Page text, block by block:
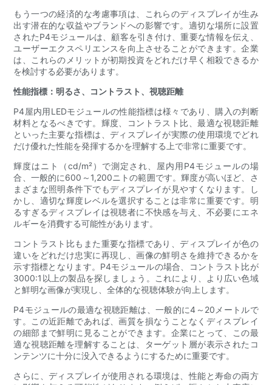
もう一つの経済的な考慮事項は、これらのディスプレイが生み
出す潜在的な収益やブランドへの影響です。適切な場所に設置
されたP4モジュールは、顧客を引き付け、重要な情報を伝え、
ユーザーエクスペリエンスを向上させることができます。企業
は、これらのメリットが初期投資をどれだけ早く相殺できるか
を検討する必要があります。
性能指標：明るさ、コントラスト、視聴距離
P4屋内用LEDモジュールの性能指標は様々であり、購入の判断
材料となるべきです。輝度、コントラスト比、最適な視聴距離
といった主要な指標は、ディスプレイが実際の使用環境でどれ
だけ優れた性能を発揮するかを理解する上で非常に重要です。
輝度はニト（cd/m²）で測定され、屋内用P4モジュールの場
合、一般的に600～1,200ニトの範囲です。輝度が高いほど、さ
まざまな照明条件下でもディスプレイが見やすくなります。し
かし、適切な輝度レベルを選択することは非常に重要です。明
るすぎるディスプレイは視聴者に不快感を与え、不必要にエネ
ルギーを消費する可能性があります。
コントラスト比もまた重要な指標であり、ディスプレイが色の
違いをどれだけ忠実に再現し、画像の鮮明さを維持できるかを
示す指標となります。P4モジュールの場合、コントラスト比が
3000:1以上の製品を探しましょう。これにより、より広い色域
と鮮明な画像が実現し、全体的な視聴体験が向上します。
P4モジュールの最適な視聴距離は、一般的に4～20メートルで
す。この近距離であれば、画質を損なうことなくディスプレイ
の細部まで鮮明に見ることができます。企業にとって、この最
適な視聴距離を理解することは、ターゲット層が表示されたコ
ンテンツに十分に没入できるようにするために重要です。
さらに、ディスプレイが使用される環境は、性能と寿命の両方